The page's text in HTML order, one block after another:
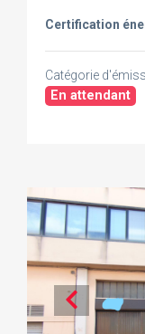
Certification
Catégorie
En attendant